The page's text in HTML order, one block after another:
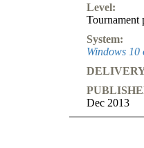
Level:
Tournament
System:
Windows
Dec 2013